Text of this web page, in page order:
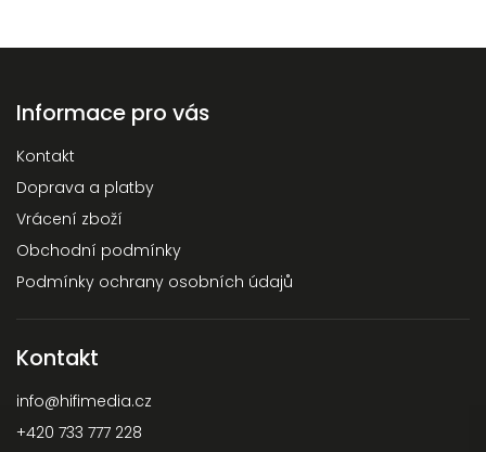
Informace pro vás
Kontakt
Doprava a platby
Vrácení zboží
Obchodní podmínky
Podmínky ochrany osobních údajů
Kontakt
info@hifimedia.cz
+420 733 777 228